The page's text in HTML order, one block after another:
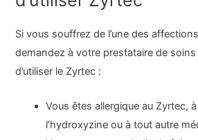
Si vous souffrez de l’une des
demandez à votre prestataire de
d’utiliser le Zyrtec :
Vous êtes allergique au Zyrtec,
l’hydroxyzine ou à tout autre